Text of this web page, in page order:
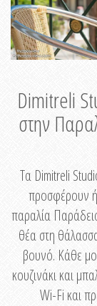
Dimitreli
στην
Τα Dimitreli
προσφέρουν
παραλία
θέα στη
βουνό. Κάθε
κουζινάκι και
Wi-Fi και